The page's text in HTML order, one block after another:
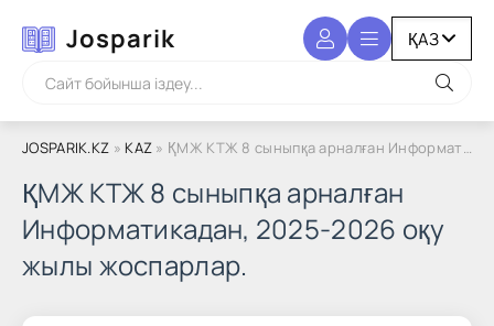
Josparik
JOSPARIK.KZ » KAZ » ҚМЖ КТЖ 8 сыныпқа арналған Информатикадан, 2025-2026 оқу жылы жоспарлар.
ҚМЖ КТЖ 8 сыныпқа арналған
Информатикадан, 2025-2026 оқу
жылы жоспарлар.